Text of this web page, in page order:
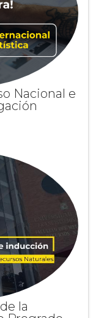
Nacional e
la